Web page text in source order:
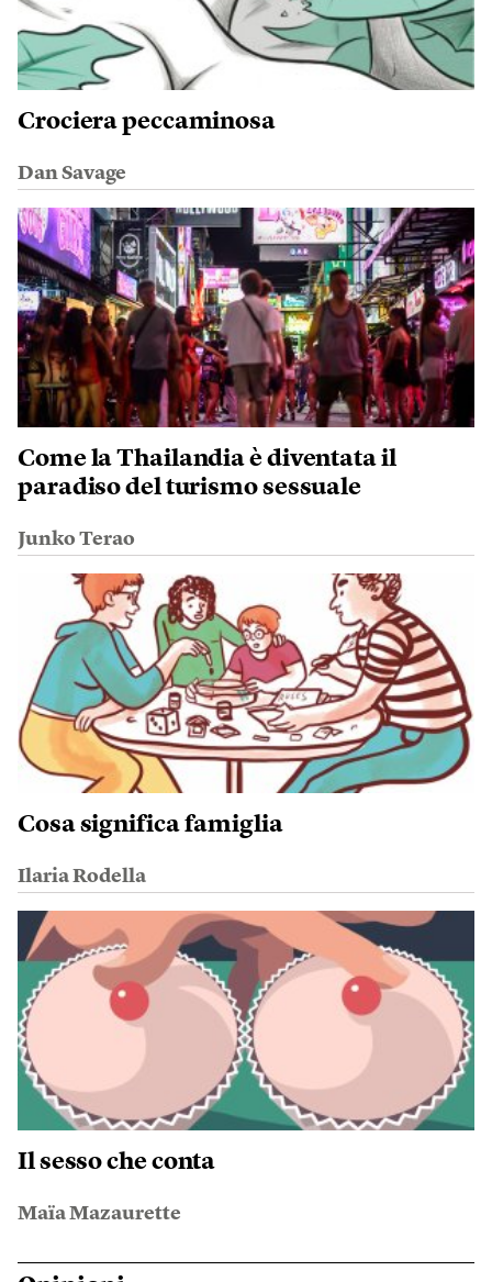
Crociera peccaminosa
Dan Savage
Come la Thailandia è diventata il
paradiso del turismo sessuale
Junko Terao
Cosa significa famiglia
Ilaria Rodella
Il sesso che conta
Maïa Mazaurette